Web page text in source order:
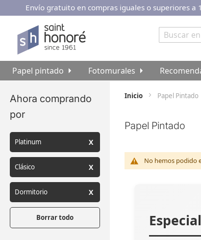
Ir
contenido
Envío gratuito en compras iguales o superiores a
Papel pintado Fotomurales
Inicio Papel Pintado
Papel Pintado
No hemos podido
Ahora comprando
por
Platinum
Clásico
Dormitorio
Borrar todo